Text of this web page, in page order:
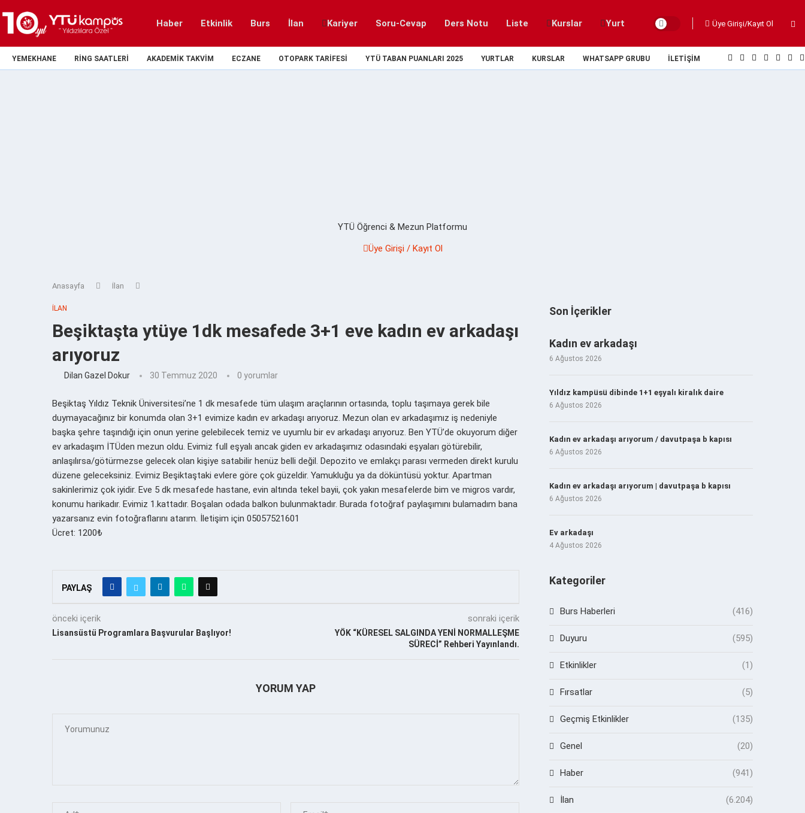
Haber Etkinlik Burs İlan Kariyer Soru-Cevap Ders Notu Liste Kurslar Yurt Üye Girişi/Kayıt Ol
YEMEKHANE RING SAATLERI AKADEMIK TAKVIM ECZANE OTOPARK TARIFESI YTÜ TABAN PUANLARI 2025 YURTLAR KURSLAR WHATSAPP GRUBU İLETIŞIM
YTÜ Öğrenci & Mezun Platformu
Üye Girişi / Kayıt Ol
Anasayfa İlan
İLAN
Beşiktaşta ytüye 1dk mesafede 3+1 eve kadın ev arkadaşı
arıyoruz
Dilan Gazel Dokur 30 Temmuz 2020 0 yorumlar
Beşiktaş Yıldız Teknik Üniversitesi’ne 1 dk mesafede tüm ulaşım araçlarının ortasında, toplu taşımaya gerek bile
duymayacağınız bir konumda olan 3+1 evimize kadın ev arkadaşı arıyoruz. Mezun olan ev arkadaşımız iş nedeniyle
başka şehre taşındığı için onun yerine gelebilecek temiz ve uyumlu bir ev arkadaşı arıyoruz. Ben YTÜ’de okuyorum diğer
ev arkadaşım İTÜden mezun oldu. Evimiz full eşyalı ancak giden ev arkadaşımız odasındaki eşyaları götürebilir,
anlaşılırsa/götürmezse gelecek olan kişiye satabilir henüz belli değil. Depozito ve emlakçı parası vermeden direkt kurulu
düzene geleceksiniz. Evimiz Beşiktaştaki evlere göre çok güzeldir. Yamukluğu ya da döküntüsü yoktur. Apartman
sakinlerimiz çok iyidir. Eve 5 dk mesafede hastane, evin altında tekel bayii, çok yakın mesafelerde bim ve migros vardır,
konumu harikadır. Evimiz 1.kattadır. Boşalan odada balkon bulunmaktadır. Burada fotoğraf paylaşımını bulamadım bana
yazarsanız evin fotoğraflarını atarım. İletişim için 05057521601
Ücret: 1200₺
PAYLAŞ
önceki içerik
Lisansüstü Programlara Başvurular Başlıyor!
sonraki içerik
YÖK “KÜRESEL SALGINDA YENİ NORMALLEŞME
SÜRECİ” Rehberi Yayınlandı.
YORUM YAP
Son İçerikler
Kadın ev arkadaşı
6 Ağustos 2026
Yıldız kampüsü dibinde 1+1 eşyalı kiralık daire
6 Ağustos 2026
Kadın ev arkadaşı arıyorum / davutpaşa b kapısı
6 Ağustos 2026
Kadın ev arkadaşı arıyorum | davutpaşa b kapısı
6 Ağustos 2026
Ev arkadaşı
4 Ağustos 2026
Kategoriler
Burs Haberleri (416)
Duyuru (595)
Etkinlikler (1)
Fırsatlar (5)
Geçmiş Etkinlikler (135)
Genel (20)
Haber (941)
İlan (6.204)